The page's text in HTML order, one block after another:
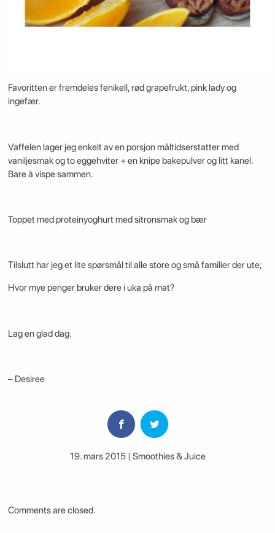
Favoritten er fremdeles fenikell, rød grapefrukt, pink lady og
ingefær.
Vaffelen lager jeg enkelt av en porsjon måltidserstatter med
vaniljesmak og to eggehviter + en knipe bakepulver og litt kanel.
Bare å vispe sammen.
Toppet med proteinyoghurt med sitronsmak og bær
Tilslutt har jeg et lite spørsmål til alle store og små familier der ute;
Hvor mye penger bruker dere i uka på mat?
Lag en glad dag.
– Desiree
19. mars 2015 | Smoothies & Juice
Comments are closed.